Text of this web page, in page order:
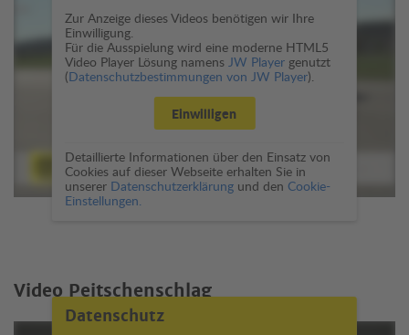
Zur Anzeige dieses Videos benötigen wir Ihre
Einwilligung.
Für die Ausspielung wird eine moderne HTML5
Video Player Lösung namens JW Playergenutzt
(Datenschutzbestimmungen von JW Player).
Einwilligen
Detaillierte Informationen über den Einsatz von
Cookies auf dieser Webseite erhalten Sie in
unserer Datenschutzerklärungund den Cookie-
Einstellungen.
Video Peitschenschlag
Datenschutz